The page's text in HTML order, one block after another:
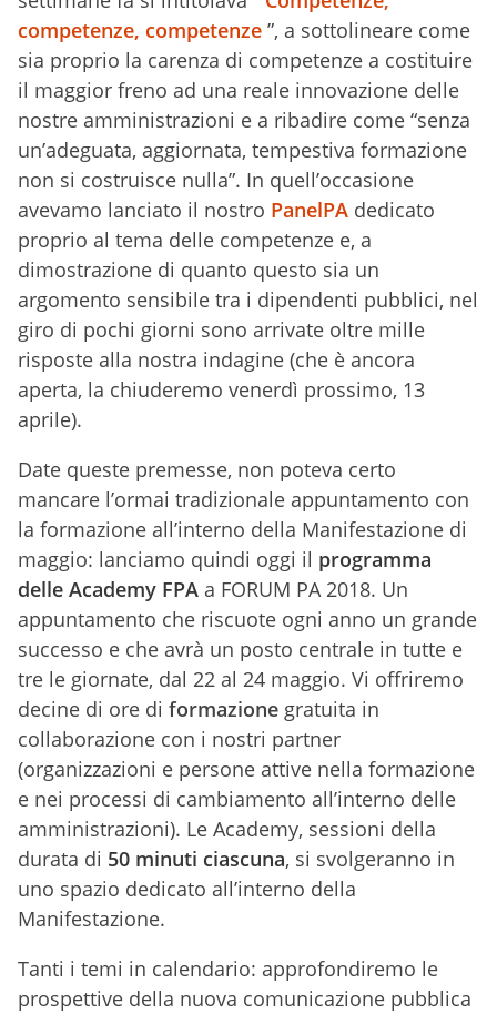
competenze, competenze ”, a sottolineare come
sia proprio la carenza di competenze a costituire
il maggior freno ad una reale innovazione delle
nostre amministrazioni e a ribadire come “senza
un’adeguata, aggiornata, tempestiva formazione
non si costruisce nulla”. In quell’occasione
avevamo lanciato il nostro PanelPA dedicato
proprio al tema delle competenze e, a
dimostrazione di quanto questo sia un
argomento sensibile tra i dipendenti pubblici, nel
giro di pochi giorni sono arrivate oltre mille
risposte alla nostra indagine (che è ancora
aperta, la chiuderemo venerdì prossimo, 13
aprile).
Date queste premesse, non poteva certo
mancare l’ormai tradizionale appuntamento con
la formazione all’interno della Manifestazione di
maggio: lanciamo quindi oggi il programma
delle Academy FPA a FORUM PA 2018. Un
appuntamento che riscuote ogni anno un grande
successo e che avrà un posto centrale in tutte e
tre le giornate, dal 22 al 24 maggio. Vi offriremo
decine di ore di formazione gratuita in
collaborazione con i nostri partner
(organizzazioni e persone attive nella formazione
e nei processi di cambiamento all’interno delle
amministrazioni). Le Academy, sessioni della
durata di 50 minuti ciascuna, si svolgeranno in
uno spazio dedicato all’interno della
Manifestazione.
Tanti i temi in calendario: approfondiremo le
prospettive della nuova comunicazione pubblica